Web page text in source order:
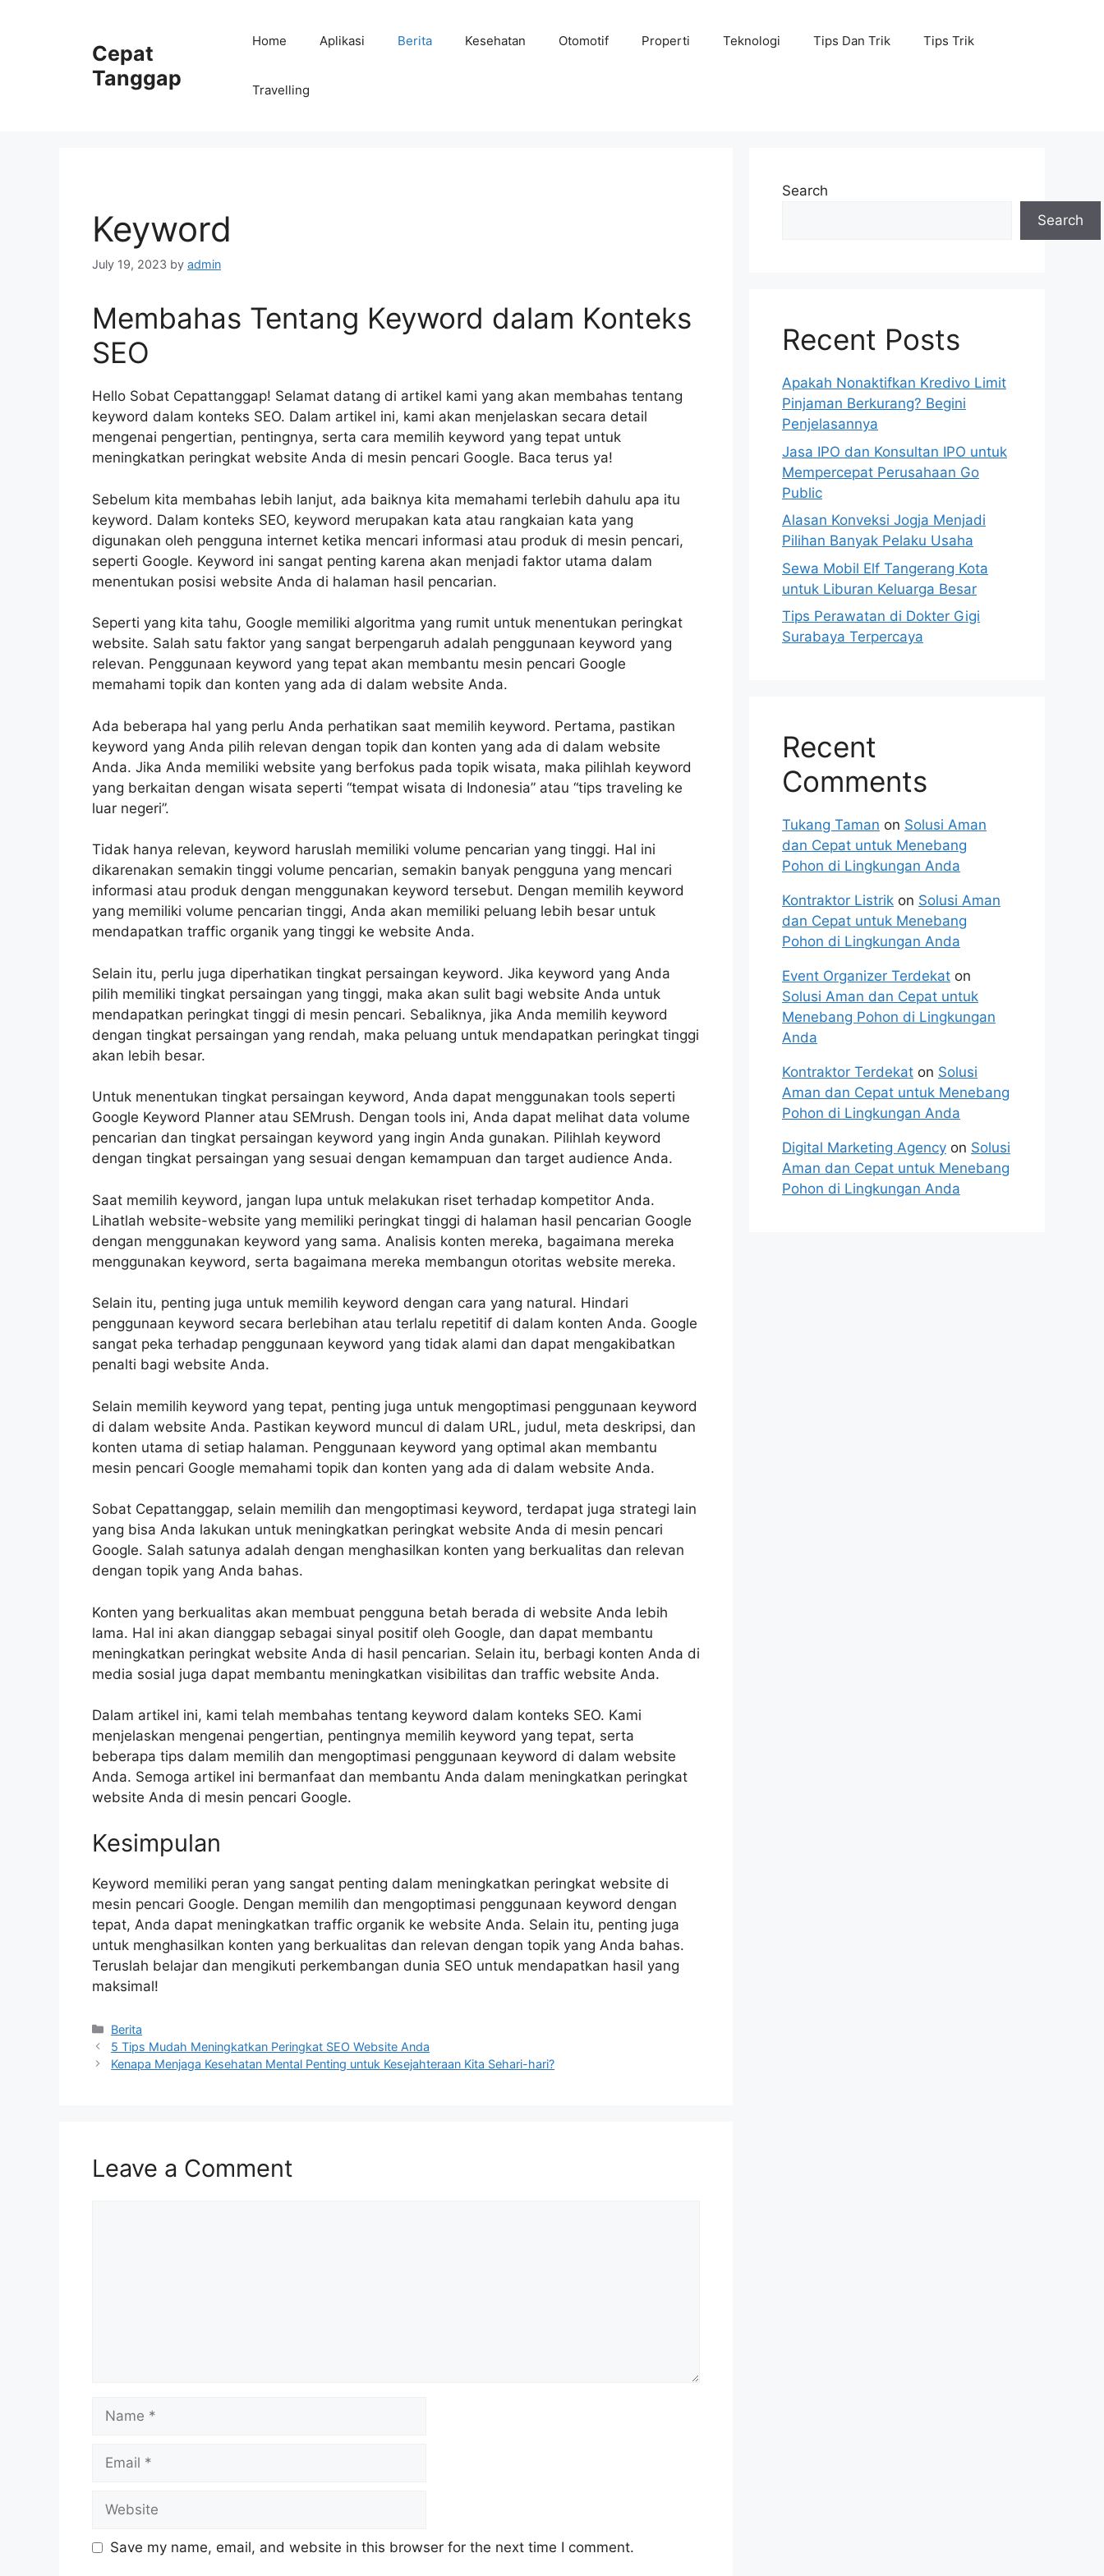
Cepat
Tanggap
Home Aplikasi Berita Kesehatan Otomotif Properti Teknologi Tips Dan Trik Tips Trik
Travelling
Keyword
July 19, 2023 by admin
Membahas Tentang Keyword dalam Konteks
SEO
Hello Sobat Cepattanggap! Selamat datang di artikel kami yang akan membahas tentang
keyword dalam konteks SEO. Dalam artikel ini, kami akan menjelaskan secara detail
mengenai pengertian, pentingnya, serta cara memilih keyword yang tepat untuk
meningkatkan peringkat website Anda di mesin pencari Google. Baca terus ya!
Sebelum kita membahas lebih lanjut, ada baiknya kita memahami terlebih dahulu apa itu
keyword. Dalam konteks SEO, keyword merupakan kata atau rangkaian kata yang
digunakan oleh pengguna internet ketika mencari informasi atau produk di mesin pencari,
seperti Google. Keyword ini sangat penting karena akan menjadi faktor utama dalam
menentukan posisi website Anda di halaman hasil pencarian.
Seperti yang kita tahu, Google memiliki algoritma yang rumit untuk menentukan peringkat
website. Salah satu faktor yang sangat berpengaruh adalah penggunaan keyword yang
relevan. Penggunaan keyword yang tepat akan membantu mesin pencari Google
memahami topik dan konten yang ada di dalam website Anda.
Ada beberapa hal yang perlu Anda perhatikan saat memilih keyword. Pertama, pastikan
keyword yang Anda pilih relevan dengan topik dan konten yang ada di dalam website
Anda. Jika Anda memiliki website yang berfokus pada topik wisata, maka pilihlah keyword
yang berkaitan dengan wisata seperti “tempat wisata di Indonesia” atau “tips traveling ke
luar negeri”.
Tidak hanya relevan, keyword haruslah memiliki volume pencarian yang tinggi. Hal ini
dikarenakan semakin tinggi volume pencarian, semakin banyak pengguna yang mencari
informasi atau produk dengan menggunakan keyword tersebut. Dengan memilih keyword
yang memiliki volume pencarian tinggi, Anda akan memiliki peluang lebih besar untuk
mendapatkan traffic organik yang tinggi ke website Anda.
Selain itu, perlu juga diperhatikan tingkat persaingan keyword. Jika keyword yang Anda
pilih memiliki tingkat persaingan yang tinggi, maka akan sulit bagi website Anda untuk
mendapatkan peringkat tinggi di mesin pencari. Sebaliknya, jika Anda memilih keyword
dengan tingkat persaingan yang rendah, maka peluang untuk mendapatkan peringkat tinggi
akan lebih besar.
Untuk menentukan tingkat persaingan keyword, Anda dapat menggunakan tools seperti
Google Keyword Planner atau SEMrush. Dengan tools ini, Anda dapat melihat data volume
pencarian dan tingkat persaingan keyword yang ingin Anda gunakan. Pilihlah keyword
dengan tingkat persaingan yang sesuai dengan kemampuan dan target audience Anda.
Saat memilih keyword, jangan lupa untuk melakukan riset terhadap kompetitor Anda.
Lihatlah website-website yang memiliki peringkat tinggi di halaman hasil pencarian Google
dengan menggunakan keyword yang sama. Analisis konten mereka, bagaimana mereka
menggunakan keyword, serta bagaimana mereka membangun otoritas website mereka.
Selain itu, penting juga untuk memilih keyword dengan cara yang natural. Hindari
penggunaan keyword secara berlebihan atau terlalu repetitif di dalam konten Anda. Google
sangat peka terhadap penggunaan keyword yang tidak alami dan dapat mengakibatkan
penalti bagi website Anda.
Selain memilih keyword yang tepat, penting juga untuk mengoptimasi penggunaan keyword
di dalam website Anda. Pastikan keyword muncul di dalam URL, judul, meta deskripsi, dan
konten utama di setiap halaman. Penggunaan keyword yang optimal akan membantu
mesin pencari Google memahami topik dan konten yang ada di dalam website Anda.
Sobat Cepattanggap, selain memilih dan mengoptimasi keyword, terdapat juga strategi lain
yang bisa Anda lakukan untuk meningkatkan peringkat website Anda di mesin pencari
Google. Salah satunya adalah dengan menghasilkan konten yang berkualitas dan relevan
dengan topik yang Anda bahas.
Konten yang berkualitas akan membuat pengguna betah berada di website Anda lebih
lama. Hal ini akan dianggap sebagai sinyal positif oleh Google, dan dapat membantu
meningkatkan peringkat website Anda di hasil pencarian. Selain itu, berbagi konten Anda di
media sosial juga dapat membantu meningkatkan visibilitas dan traffic website Anda.
Dalam artikel ini, kami telah membahas tentang keyword dalam konteks SEO. Kami
menjelaskan mengenai pengertian, pentingnya memilih keyword yang tepat, serta
beberapa tips dalam memilih dan mengoptimasi penggunaan keyword di dalam website
Anda. Semoga artikel ini bermanfaat dan membantu Anda dalam meningkatkan peringkat
website Anda di mesin pencari Google.
Kesimpulan
Keyword memiliki peran yang sangat penting dalam meningkatkan peringkat website di
mesin pencari Google. Dengan memilih dan mengoptimasi penggunaan keyword dengan
tepat, Anda dapat meningkatkan traffic organik ke website Anda. Selain itu, penting juga
untuk menghasilkan konten yang berkualitas dan relevan dengan topik yang Anda bahas.
Teruslah belajar dan mengikuti perkembangan dunia SEO untuk mendapatkan hasil yang
maksimal!
Categories
Berita
5 Tips Mudah Meningkatkan Peringkat SEO Website Anda
Kenapa Menjaga Kesehatan Mental Penting untuk Kesejahteraan Kita Sehari-hari?
Leave a Comment
Save my name, email, and website in this browser for the next time I comment.
Search
Search
Recent Posts
Apakah Nonaktifkan Kredivo Limit
Pinjaman Berkurang? Begini
Penjelasannya
Jasa IPO dan Konsultan IPO untuk
Mempercepat Perusahaan Go
Public
Alasan Konveksi Jogja Menjadi
Pilihan Banyak Pelaku Usaha
Sewa Mobil Elf Tangerang Kota
untuk Liburan Keluarga Besar
Tips Perawatan di Dokter Gigi
Surabaya Terpercaya
Recent
Comments
Tukang Taman on Solusi Aman
dan Cepat untuk Menebang
Pohon di Lingkungan Anda
Kontraktor Listrik on Solusi Aman
dan Cepat untuk Menebang
Pohon di Lingkungan Anda
Event Organizer Terdekat on
Solusi Aman dan Cepat untuk
Menebang Pohon di Lingkungan
Anda
Kontraktor Terdekat on Solusi
Aman dan Cepat untuk Menebang
Pohon di Lingkungan Anda
Digital Marketing Agency on Solusi
Aman dan Cepat untuk Menebang
Pohon di Lingkungan Anda